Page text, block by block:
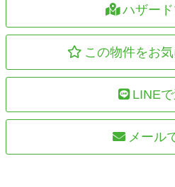
ハザー
この物件をお
LINE
メール